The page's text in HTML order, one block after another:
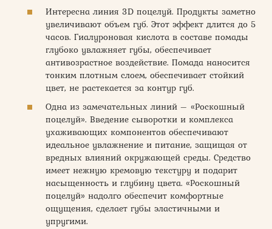
Интересна линия 3D поцелуй. Продукты заметно
увеличивают объем губ. Этот эффект длится до 5
часов. Гиалуроновая кислота в составе помады
глубоко увлажняет губы, обеспечивает
антивозрастное воздействие. Помада наносится
тонким плотным слоем, обеспечивает стойкий
цвет, не растекается за контур губ.
Одна из замечательных линий – «Роскошный
поцелуй». Введение сыворотки и комплекса
ухаживающих компонентов обеспечивают
идеальное увлажнение и питание, защищая от
вредных влияний окружающей среды. Средство
имеет нежную кремовую текстуру и подарит
насыщенность и глубину цвета. «Роскошный
поцелуй» надолго обеспечит комфортные
ощущения, сделает губы эластичными и
упругими.